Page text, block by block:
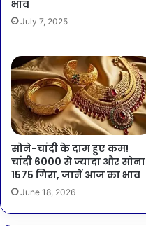
भाव
July 7, 2025
सोने-चांदी के दाम हुए कम!
चांदी 6000 से ज्यादा और सोना
1575 गिरा, जानें आज का भाव
June 18, 2026